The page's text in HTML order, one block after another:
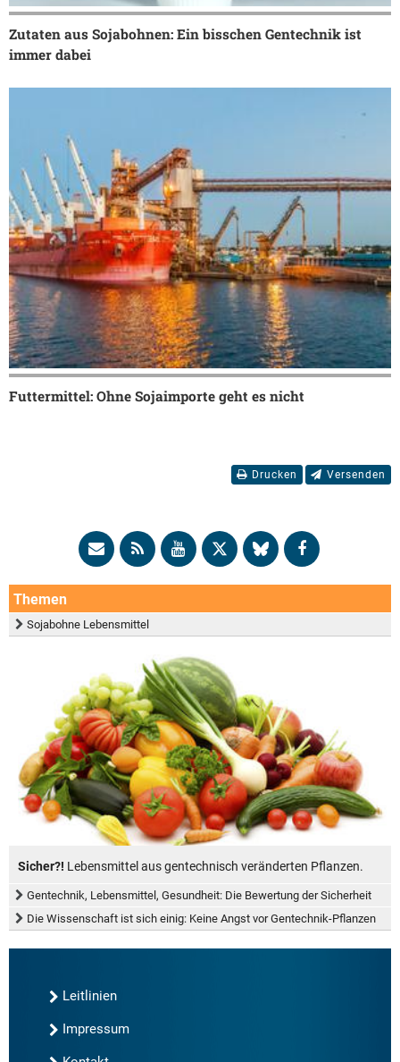
Zutaten aus Sojabohnen: Ein bisschen Gentechnik ist
immer dabei
Futtermittel: Ohne Sojaimporte geht es nicht
Drucken Versenden
Themen
Sojabohne Lebensmittel
Sicher?! Lebensmittel aus gentechnisch veränderten Pflanzen.
Gentechnik, Lebensmittel, Gesundheit: Die Bewertung der Sicherheit
Die Wissenschaft ist sich einig: Keine Angst vor Gentechnik-Pflanzen
Leitlinien
Impressum